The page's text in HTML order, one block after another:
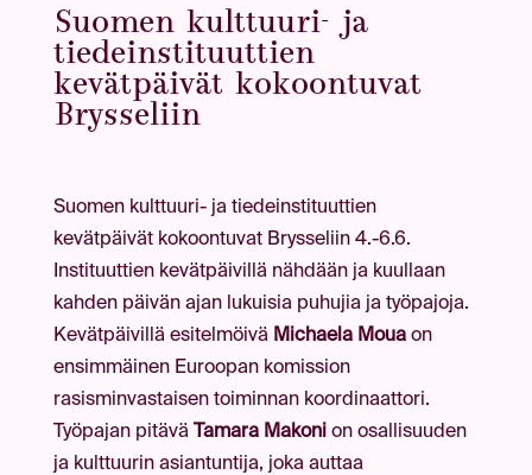
Suomen kulttuuri- ja
tiedeinstituuttien
kevätpäivät kokoontuvat
Brysseliin
Suomen kulttuuri- ja tiedeinstituuttien
kevätpäivät kokoontuvat Brysseliin 4.-6.6.
Instituuttien kevätpäivillä nähdään ja kuullaan
kahden päivän ajan lukuisia puhujia ja työpajoja.
Kevätpäivillä esitelmöivä Michaela Mouaon
ensimmäinen Euroopan komission
rasisminvastaisen toiminnan koordinaattori.
Työpajan pitävä Tamara Makoni on osallisuuden
ja kulttuurin asiantuntija, joka auttaa